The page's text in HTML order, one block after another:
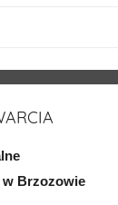
w Brzozowie